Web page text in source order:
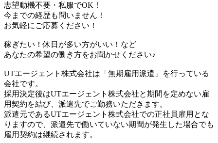
志望動機不要・私服でOK！
今までの経歴も問いません！
お気軽にご応募ください！
稼ぎたい！休日が多い方がいい！など
あなたの希望の働き方をお聞かせください♪
UTエージェント株式会社は「無期雇用派遣」を行っている
会社です。
採用決定後はUTエージェント株式会社と期間を定めない雇
用契約を結び、派遣先でご勤務いただきます。
派遣元であるUTエージェント株式会社での正社員雇用とな
りますので、派遣先で働いていない期間が発生した場合でも
雇用契約は継続されます。